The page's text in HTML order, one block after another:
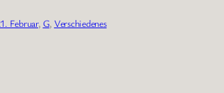
Februar, G, Verschiedenes